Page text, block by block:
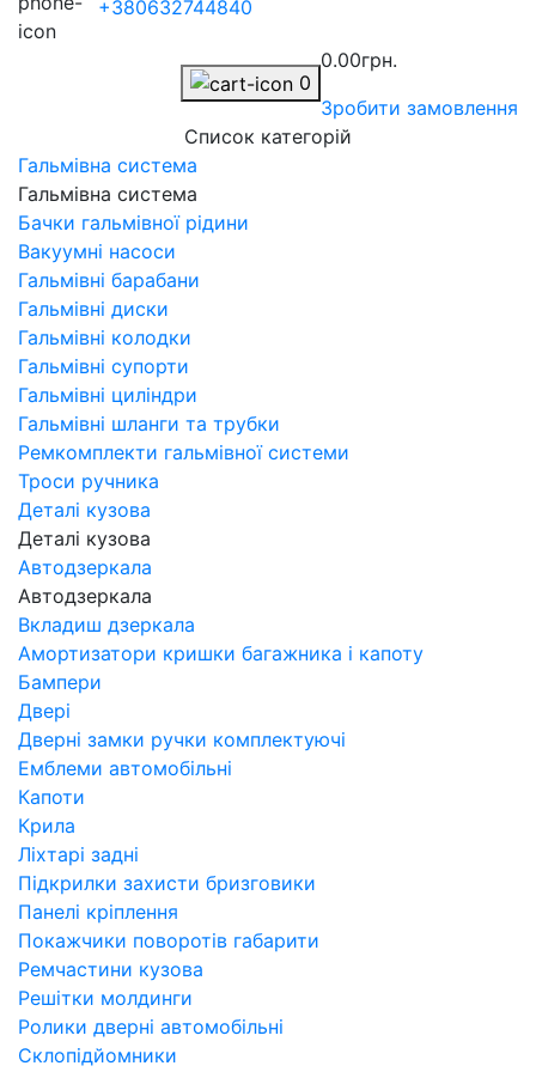
+380632744840
0
0.00грн.
Зробити замовлення
Список категорій
Гальмівна система
Гальмівна система
Бачки гальмівної рідини
Вакуумні насоси
Гальмівні барабани
Гальмівні диски
Гальмівні колодки
Гальмівні супорти
Гальмівні циліндри
Гальмівні шланги та трубки
Ремкомплекти гальмівної системи
Троси ручника
Деталі кузова
Деталі кузова
Автодзеркала
Автодзеркала
Вкладиш дзеркала
Амортизатори кришки багажника і капоту
Бампери
Двері
Дверні замки ручки комплектуючі
Емблеми автомобільні
Капоти
Крила
Ліхтарі задні
Підкрилки захисти бризговики
Панелі кріплення
Покажчики поворотів габарити
Ремчастини кузова
Решітки молдинги
Ролики дверні автомобільні
Склопідйомники